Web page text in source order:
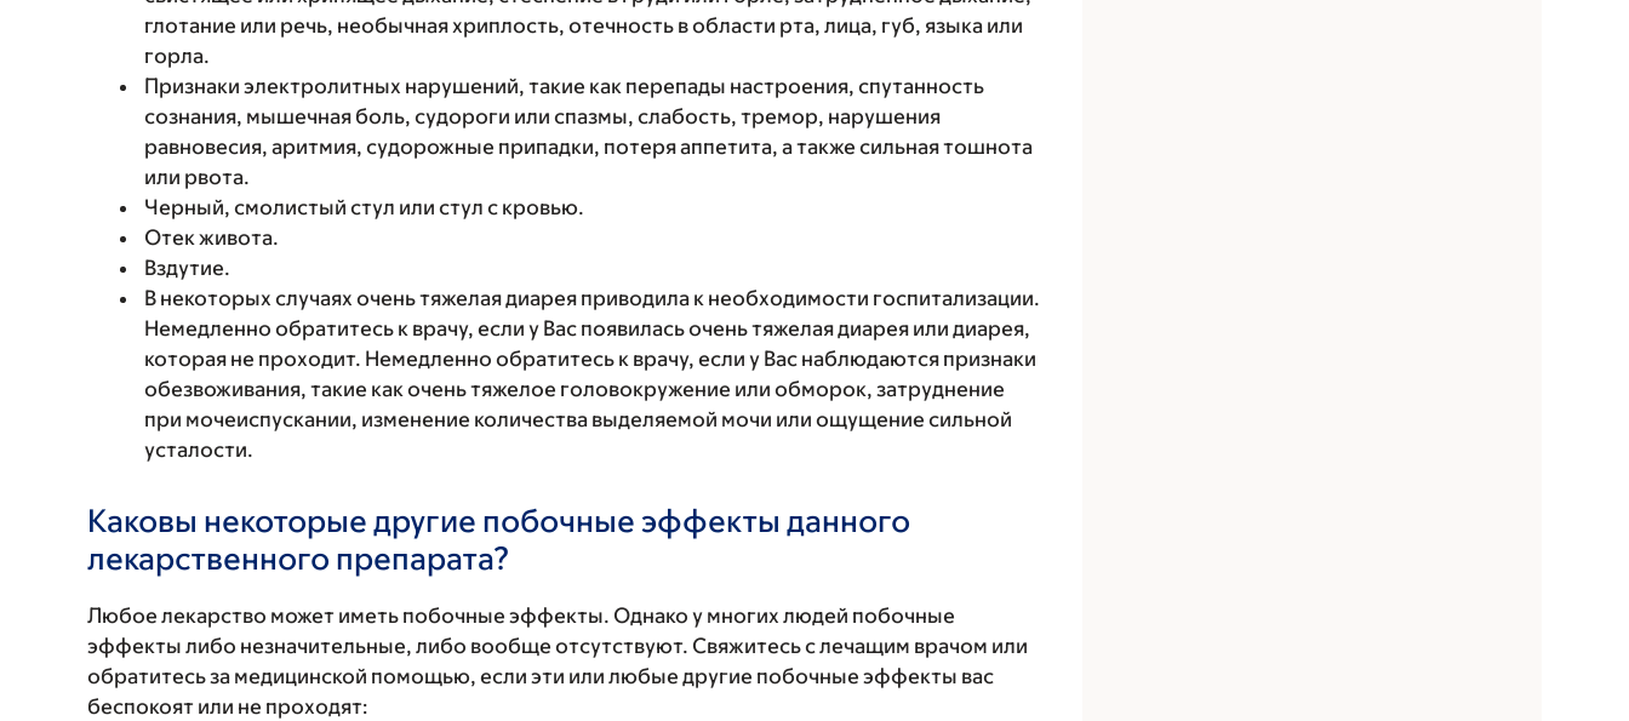
глотание или речь, необычная хриплость, отечность в области рта, лица, губ, языка или
горла.
Признаки электролитных нарушений, такие как перепады настроения, спутанность
сознания, мышечная боль, судороги или спазмы, слабость, тремор, нарушения
равновесия, аритмия, судорожные припадки, потеря аппетита, а также сильная тошнота
или рвота.
Черный, смолистый стул или стул с кровью.
Отек живота.
Вздутие.
В некоторых случаях очень тяжелая диарея приводила к необходимости госпитализации.
Немедленно обратитесь к врачу, если у Вас появилась очень тяжелая диарея или диарея,
которая не проходит. Немедленно обратитесь к врачу, если у Вас наблюдаются признаки
обезвоживания, такие как очень тяжелое головокружение или обморок, затруднение
при мочеиспускании, изменение количества выделяемой мочи или ощущение сильной
усталости.
Каковы некоторые другие побочные эффекты данного
лекарственного препарата?
Любое лекарство может иметь побочные эффекты. Однако у многих людей побочные
эффекты либо незначительные, либо вообще отсутствуют. Свяжитесь с лечащим врачом или
обратитесь за медицинской помощью, если эти или любые другие побочные эффекты вас
беспокоят или не проходят: